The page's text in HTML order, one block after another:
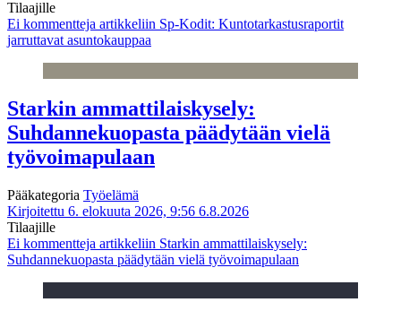
Tilaajille
Ei kommentteja artikkeliin Sp-Kodit: Kuntotarkastusraportit
jarruttavat asuntokauppaa
Starkin ammattilaiskysely:
Suhdannekuopasta päädytään vielä
työvoimapulaan
Pääkategoria Työelämä
Kirjoitettu 6. elokuuta 2026, 9:56 6.8.2026
Tilaajille
Ei kommentteja artikkeliin Starkin ammattilaiskysely:
Suhdannekuopasta päädytään vielä työvoimapulaan